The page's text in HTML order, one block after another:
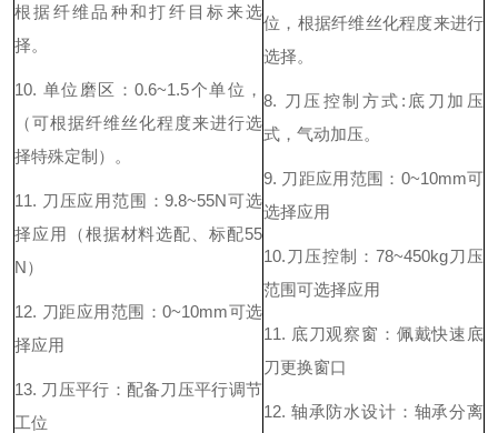
根据纤维品种和打纤目标来选
择。
10. 单位磨区： 0.6~1.5个单位，
（可根据纤维丝化程度来进行选
择特殊定制）。
11. 刀压应用范围：9.8~55N可选
择应用（根据材料选配、标配55
N）
12. 刀距应用范围： 0~10mm可选
择应用
13. 刀压平行：配备刀压平行调节
工位
位，根据纤维丝化程度来进行
选择。
8. 刀压控制方式 : 底刀加压
式，气动加压。
9. 刀距应用范围： 0~10mm可
选择应用
10.刀压控制： 78~450kg刀压
范围可选择应用
11. 底刀观察窗：佩戴快速底
刀更换窗口
12. 轴承防水设计：轴承分离